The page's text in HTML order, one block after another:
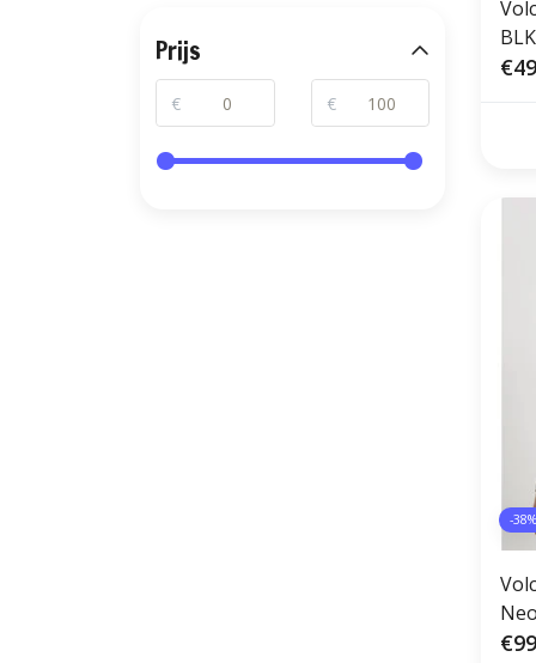
BLK
-
Prijs
€ €